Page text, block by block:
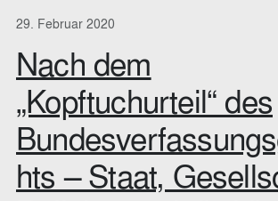
29. Februar 2020
Nach dem
„Kopftuchurteil“ des
hts – Staat,